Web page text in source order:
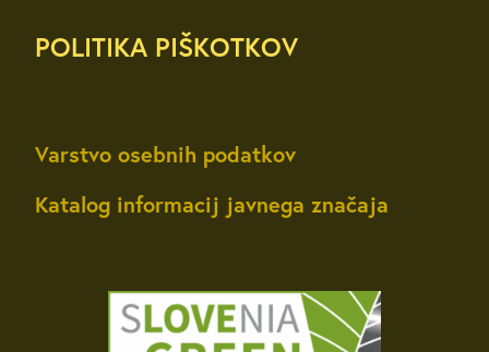
POLITIKA PIŠKOTKOV
Varstvo osebnih podatkov
Katalog informacij javnega značaja